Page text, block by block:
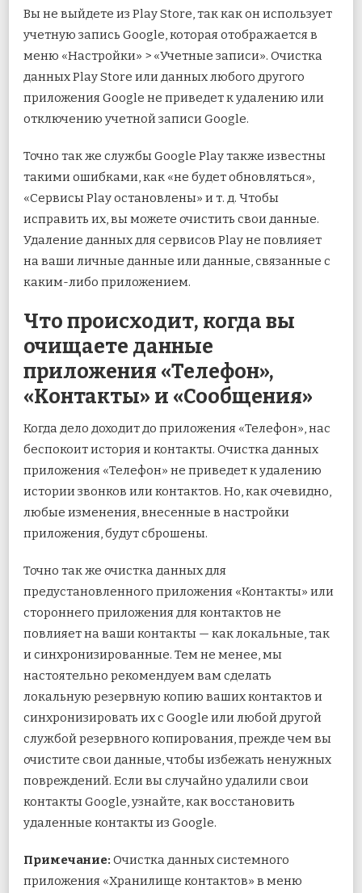
Вы не выйдете из Play Store, так как он использует
учетную запись Google, которая отображается в
меню «Настройки» > «Учетные записи». Очистка
данных Play Store или данных любого другого
приложения Google не приведет к удалению или
отключению учетной записи Google.
Точно так же службы Google Play также известны
такими ошибками, как «не будет обновляться»,
«Сервисы Play остановлены» и т. д. Чтобы
исправить их, вы можете очистить свои данные.
Удаление данных для сервисов Play не повлияет
на ваши личные данные или данные, связанные с
каким-либо приложением.
Что происходит, когда вы
очищаете данные
приложения «Телефон»,
«Контакты» и «Сообщения»
Когда дело доходит до приложения «Телефон», нас
беспокоит история и контакты. Очистка данных
приложения «Телефон» не приведет к удалению
истории звонков или контактов. Но, как очевидно,
любые изменения, внесенные в настройки
приложения, будут сброшены.
Точно так же очистка данных для
предустановленного приложения «Контакты» или
стороннего приложения для контактов не
повлияет на ваши контакты — как локальные, так
и синхронизированные. Тем не менее, мы
настоятельно рекомендуем вам сделать
локальную резервную копию ваших контактов и
синхронизировать их с Google или любой другой
службой резервного копирования, прежде чем вы
очистите свои данные, чтобы избежать ненужных
повреждений. Если вы случайно удалили свои
контакты Google, узнайте, как восстановить
удаленные контакты из Google.
Примечание: Очистка данных системного
приложения «Хранилище контактов» в меню